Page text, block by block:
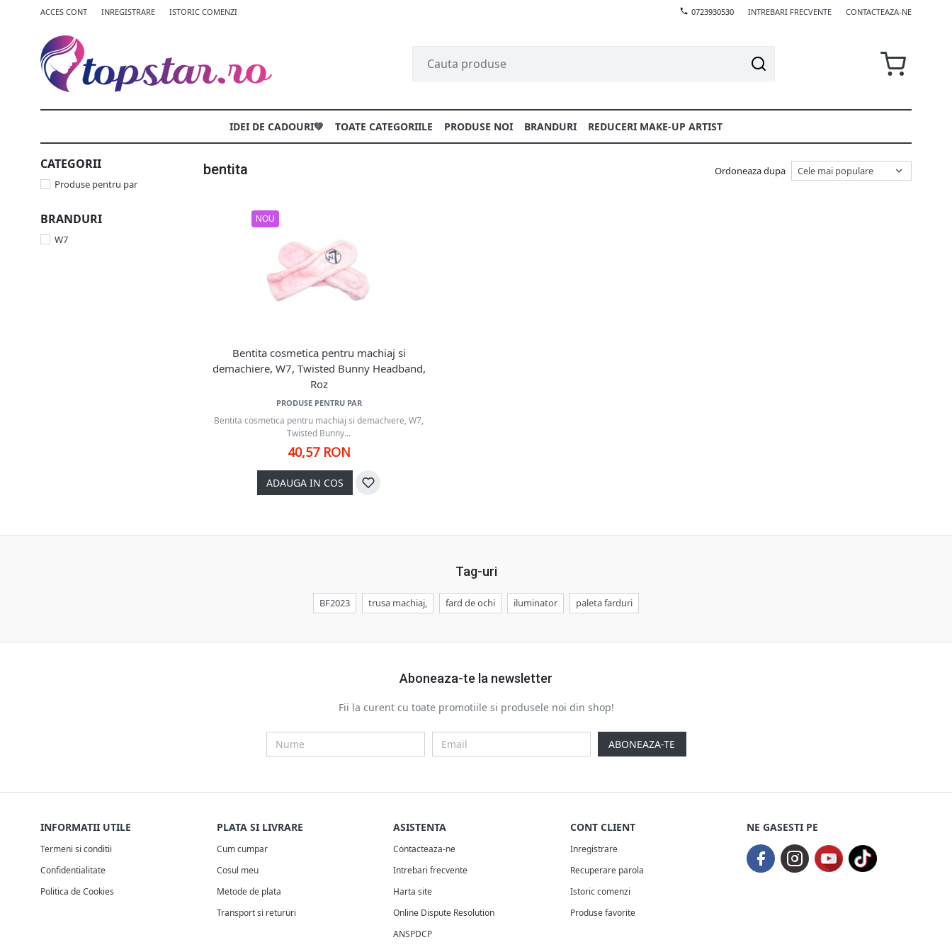
ACCES CONT INREGISTRARE ISTORIC COMENZI 0723930530 INTREBARI FRECVENTE CONTACTEAZA-NE
IDEI DE CADOURI💚 TOATE CATEGORIILE PRODUSE NOI BRANDURI REDUCERI MAKE-UP ARTIST
CATEGORII
Produse pentru par
BRANDURI
W7
bentita Ordoneaza dupa
NOU
Bentita cosmetica pentru machiaj si
demachiere, W7, Twisted Bunny Headband,
Roz
PRODUSE PENTRU PAR
Bentita cosmetica pentru machiaj si demachiere, W7,
Twisted Bunny...
40,57 RON
ADAUGA IN COS
Tag-uri
BF2023 trusa machiaj, fard de ochi iluminator paleta farduri
Aboneaza-te la newsletter
Fii la curent cu toate promotiile si produsele noi din shop!
ABONEAZA-TE
INFORMATII UTILE
Termeni si conditii
Confidentialitate
Politica de Cookies
PLATA SI LIVRARE
Cum cumpar
Cosul meu
Metode de plata
Transport si retururi
ASISTENTA
Contacteaza-ne
Intrebari frecvente
Harta site
Online Dispute Resolution
ANSPDCP
CONT CLIENT
Inregistrare
Recuperare parola
Istoric comenzi
Produse favorite
NE GASESTI PE